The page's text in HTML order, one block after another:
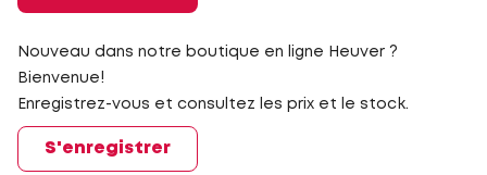
Nouveau dans notre boutique en ligne Heuver ?
Bienvenue!
Enregistrez-vous et consultez les prix et le stock.
S'enregistrer